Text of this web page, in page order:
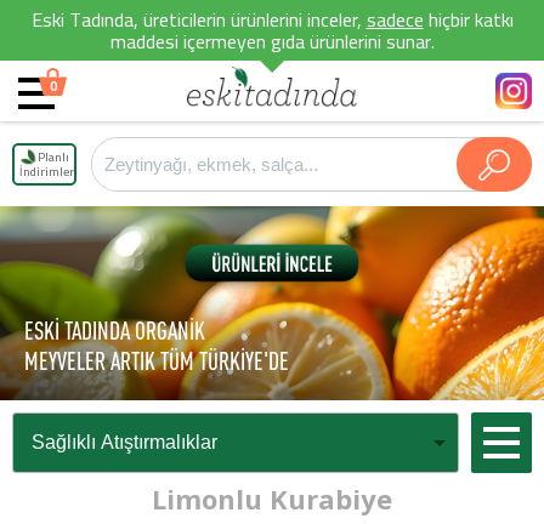
Eski Tadında, üreticilerin ürünlerini inceler,sadecehiçbir katkı
maddesi içermeyen gıda ürünlerini sunar.
0
Planlı
İndirimler
ESKİ TADINDA ORGANİK
MEYVELER ARTIK TÜM TÜRKİYE'DE
Limonlu Kurabiye